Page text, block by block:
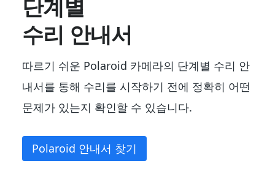
단계별
수리 안내서
따르기 쉬운 Polaroid 카메라의 단계별 수리 안
내서를 통해 수리를 시작하기 전에 정확히 어떤
문제가 있는지 확인할 수 있습니다.
Polaroid 안내서 찾기